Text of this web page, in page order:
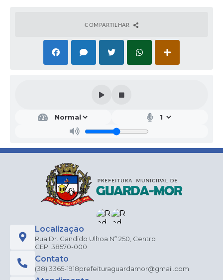
COMPARTILHAR
Localização
Rua Dr. Candido Ulhoa Nº 250, Centro
CEP: 38570-000
Contato
(38) 3365-1918prefeituraguardamor@gmail.com